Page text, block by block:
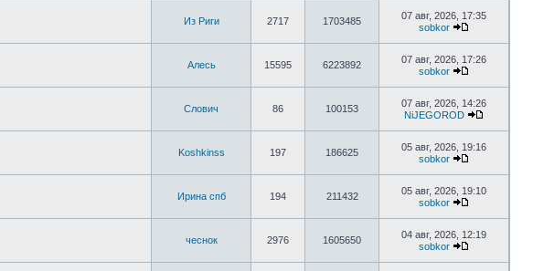
Из Риги 2717 1703485
07 авг, 2026, 17:35
sobkor
Алесь 15595 6223892
07 авг, 2026, 17:26
sobkor
Слович 86 100153
07 авг, 2026, 14:26
NiJEGOROD
Koshkinss 197 186625
05 авг, 2026, 19:16
sobkor
Ирина спб 194 211432
05 авг, 2026, 19:10
sobkor
чеснок 2976 1605650
04 авг, 2026, 12:19
sobkor